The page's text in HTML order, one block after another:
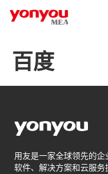
百度
用友是一家全球领先的企
软件、解决方案和云服务